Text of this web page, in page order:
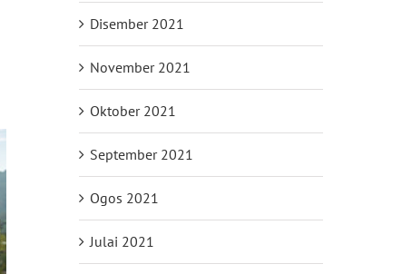
Disember 2021
November 2021
Oktober 2021
September 2021
Ogos 2021
Julai 2021